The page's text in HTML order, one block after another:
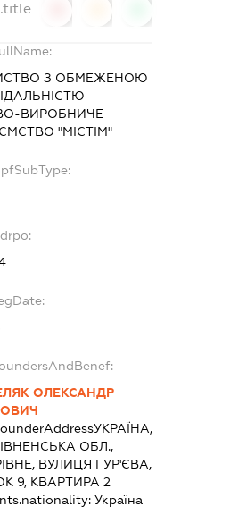
З ОБМЕЖЕНОЮ
ВИРОБНИЧЕ
"МІСТІМ"
ОЛЕКСАНДР
УКРАЇНА,
ОБЛ.,
ВУЛИЦЯ ГУР'ЄВА,
9, КВАРТИРА 2
Україна